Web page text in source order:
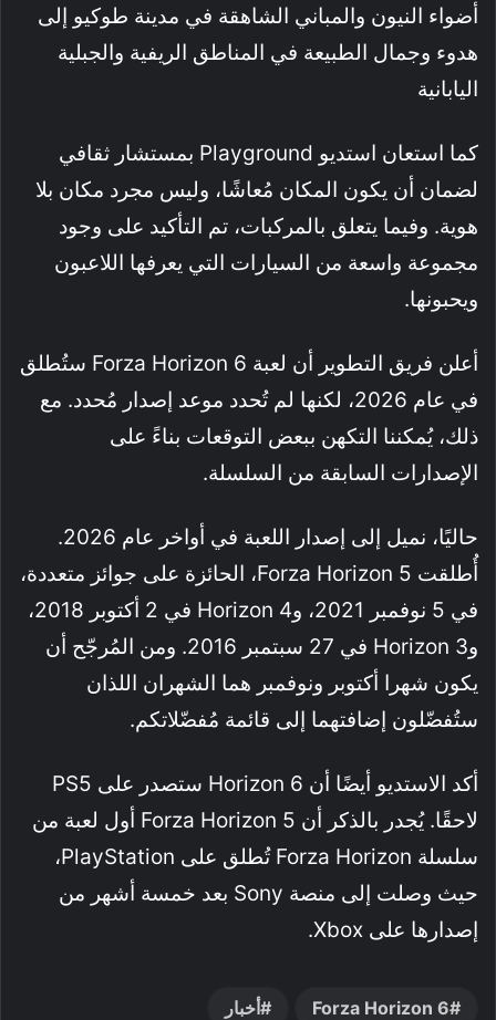
أضواء النيون والمباني الشاهقة في مدينة طوكيو إلى
هدوء وجمال الطبيعة في المناطق الريفية والجبلية
اليابانية
كما استعان استديو Playground بمستشار ثقافي
لضمان أن يكون المكان مُعاشًا، وليس مجرد مكان بلا
هوية. وفيما يتعلق بالمركبات، تم التأكيد على وجود
مجموعة واسعة من السيارات التي يعرفها اللاعبون
ويحبونها.
أعلن فريق التطوير أن لعبة Forza Horizon 6 ستُطلق
في عام 2026، لكنها لم تُحدد موعد إصدار مُحدد. مع
ذلك، يُمكننا التكهن ببعض التوقعات بناءً على
الإصدارات السابقة من السلسلة.
حاليًا، نميل إلى إصدار اللعبة في أواخر عام 2026.
أُطلقت Forza Horizon 5، الحائزة على جوائز متعددة،
في 5 نوفمبر 2021، وHorizon 4 في 2 أكتوبر 2018،
وHorizon 3 في 27 سبتمبر 2016. ومن المُرجّح أن
يكون شهرا أكتوبر ونوفمبر هما الشهران اللذان
ستُفضّلون إضافتهما إلى قائمة مُفضّلاتكم.
أكد الاستديو أيضًا أن Horizon 6 ستصدر على PS5
لاحقًا. يُجدر بالذكر أن Forza Horizon 5 أول لعبة من
سلسلة Forza Horizon تُطلق على PlayStation،
حيث وصلت إلى منصة Sony بعد خمسة أشهر من
إصدارها على Xbox.
Forza Horizon 6 أخبار